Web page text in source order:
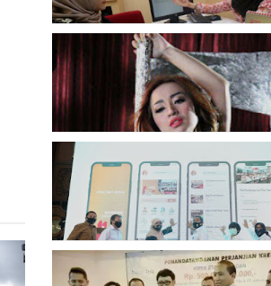
Cupi Cupita Luncurkan
“Yo Uwis”
Bandung Great Sale 2020 Go
Online Resmi Dimulai
Bank Bjb Fasilitasi Kredit